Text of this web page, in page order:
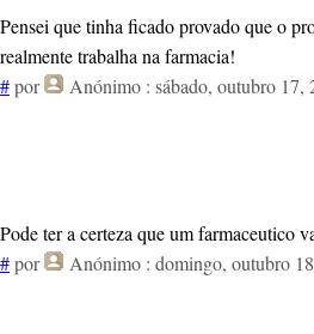
Pensei que tinha ficado provado que o
realmente trabalha na farmacia!
#por Anónimo : sábado, outubro 17,
Pode ter a certeza que um farmaceutico
#por Anónimo : domingo, outubro